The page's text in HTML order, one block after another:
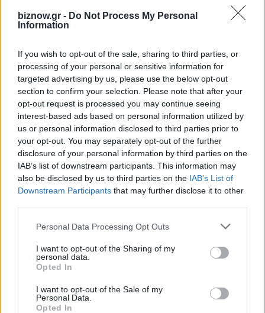
biznow.gr - Do Not Process My Personal
Information
If you wish to opt-out of the sale, sharing to third parties, or
processing of your personal or sensitive information for
targeted advertising by us, please use the below opt-out
section to confirm your selection. Please note that after your
opt-out request is processed you may continue seeing
interest-based ads based on personal information utilized by
us or personal information disclosed to third parties prior to
your opt-out. You may separately opt-out of the further
disclosure of your personal information by third parties on the
IAB’s list of downstream participants. This information may
also be disclosed by us to third parties on the IAB’s List of
Downstream Participants that may further disclose it to other
Personal Data Processing Opt Outs
I want to opt-out of the Sharing of my
personal data.
Opted In
I want to opt-out of the Sale of my
Personal Data.
Opted In
Η νέα σειρά foldables της Samsung
διαθέσιμη στη Vodafone
7 Αυγούστου 2026
ΠΣΕ: Υψηλό τριετίας στα 27,6 δισ. €
για το Α΄ Εξάμηνο – Εκτίναξη +26,3%
τον Ιούνιο
7 Αυγούστου 2026
χαρτοφυλάκιο έργων ΑΠΕ άνω των 2
7 Αυγούστου 2026
Όμιλος Fourlis: Συμφωνία για την
πώληση της συμμετοχής στο Sofia